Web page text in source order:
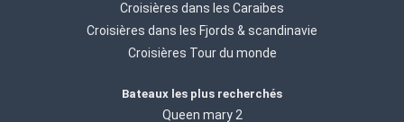
Croisières dans les Caraibes
Croisières dans les Fjords & scandinavie
Croisières Tour du monde
Bateaux les plus recherchés
Queen mary 2